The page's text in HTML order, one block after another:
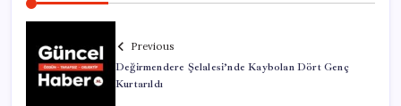
Previous
Değirmendere Şelalesi’nde Kaybolan Dört Genç
Kurtarıldı